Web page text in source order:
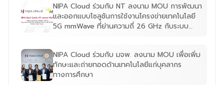
NIPA Cloud ร่วมกับ NT ลงนาม MOU การพัฒนา
และออกแบบโซลูชันการใช้งานโครงข่ายเทคโนโลยี
5G mmWave ที่ย่านความถี่ 26 GHz กับระบบ
NIPA Cloud ร่วมกับ มจพ. ลงนาม MOU เพื่อเพิ่ม
ทักษะและถ่ายทอดด้านเทคโนโลยีแก่บุคลากร
ทางการศึกษา